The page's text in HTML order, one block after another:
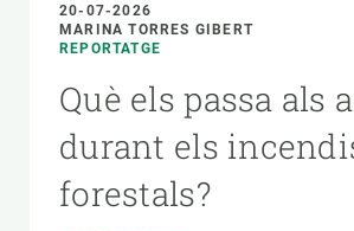
20-07-2026
MARINA TORRES GIBERT
REPORTATGE
Què els passa als
durant els
forestals?